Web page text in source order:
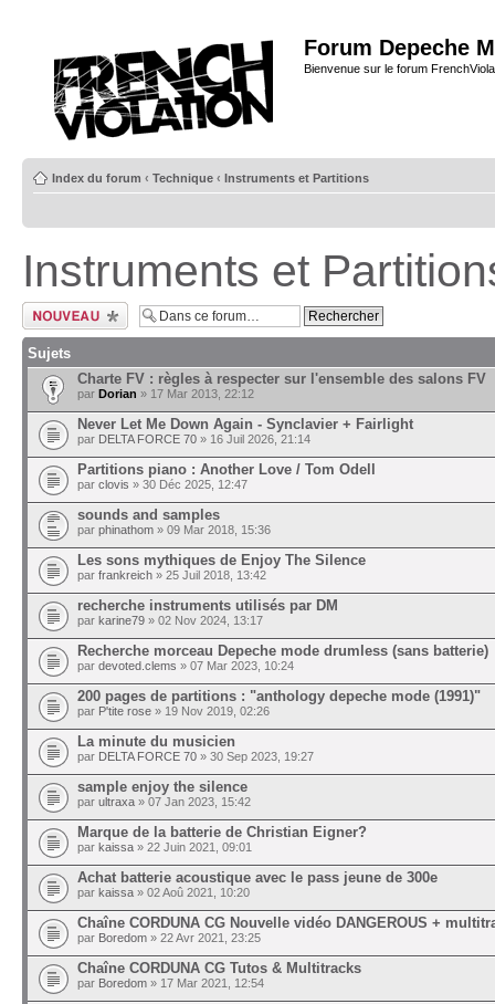
Forum Depeche
Bienvenue sur le forum
Index du forum ‹ Technique ‹ Instruments et Partitions
Instruments et
Ecrire un nouveau
sujet
Sujets
Charte FV : règles à respecter sur l'ensemble des salons FV
par Dorian » 17 Mar 2013, 22:12
Never Let Me Down Again - Synclavier + Fairlight
par DELTA FORCE 70 » 16 Juil 2026, 21:14
Partitions piano : Another Love / Tom Odell
par clovis » 30 Déc 2025, 12:47
sounds and samples
par phinathom » 09 Mar 2018, 15:36
Les sons mythiques de Enjoy The Silence
par frankreich » 25 Juil 2018, 13:42
recherche instruments utilisés par DM
par karine79 » 02 Nov 2024, 13:17
Recherche morceau Depeche mode drumless (sans batterie)
par devoted.clems » 07 Mar 2023, 10:24
200 pages de partitions : "anthology depeche mode (1991)"
par P'tite rose » 19 Nov 2019, 02:26
La minute du musicien
par DELTA FORCE 70 » 30 Sep 2023, 19:27
sample enjoy the silence
par ultraxa » 07 Jan 2023, 15:42
Marque de la batterie de Christian Eigner?
par kaissa » 22 Juin 2021, 09:01
Achat batterie acoustique avec le pass jeune de 300e
par kaissa » 02 Aoû 2021, 10:20
Chaîne CORDUNA CG Nouvelle vidéo DANGEROUS +
par Boredom » 22 Avr 2021, 23:25
Chaîne CORDUNA CG Tutos & Multitracks
par Boredom » 17 Mar 2021, 12:54